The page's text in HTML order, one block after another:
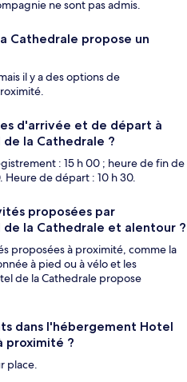
ne sont pas admis.
Cathedrale propose un
il y a des options de
d'arrivée et de départ à
la Cathedrale ?
: 15 h 00 ; heure de fin de
Heure de départ : 10 h 30.
proposées par
la Cathedrale et alentour ?
proposées à proximité, comme la
à pied ou à vélo et les
de la Cathedrale propose
dans l'hébergement Hotel
proximité ?
place.